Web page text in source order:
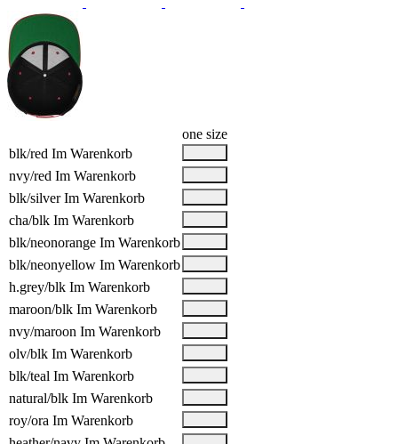
one size
blk/red Im Warenkorb
nvy/red Im Warenkorb
blk/silver Im Warenkorb
cha/blk Im Warenkorb
blk/neonorange Im Warenkorb
blk/neonyellow Im Warenkorb
h.grey/blk Im Warenkorb
maroon/blk Im Warenkorb
nvy/maroon Im Warenkorb
olv/blk Im Warenkorb
blk/teal Im Warenkorb
natural/blk Im Warenkorb
roy/ora Im Warenkorb